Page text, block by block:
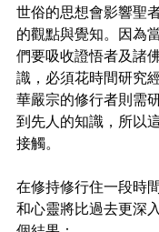
世俗的思想會影響聖
的觀點與覺知。因為
們要吸收證悟者及諸
識，必須花時間研究
華嚴宗的修行者則需
到先人的知識，所以
接觸。
在修持修行住一段時
和心靈將比過去更深